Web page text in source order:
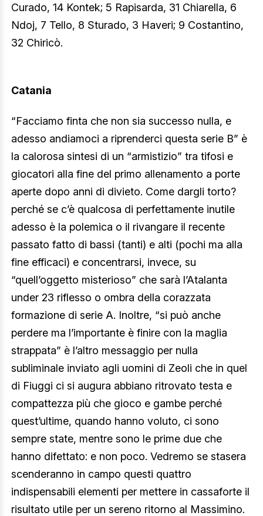
Curado, 14 Kontek; 5 Rapisarda, 31 Chiarella, 6
Ndoj, 7 Tello, 8 Sturado, 3 Haveri; 9 Costantino,
32 Chiricò.
Catania
“Facciamo finta che non sia successo nulla, e
adesso andiamoci a riprenderci questa serie B” è
la calorosa sintesi di un “armistizio” tra tifosi e
giocatori alla fine del primo allenamento a porte
aperte dopo anni di divieto. Come dargli torto?
perché se c’è qualcosa di perfettamente inutile
adesso è la polemica o il rivangare il recente
passato fatto di bassi (tanti) e alti (pochi ma alla
fine efficaci) e concentrarsi, invece, su
“quell’oggetto misterioso” che sarà l’Atalanta
under 23 riflesso o ombra della corazzata
formazione di serie A. Inoltre, “si può anche
perdere ma l’importante è finire con la maglia
strappata” è l’altro messaggio per nulla
subliminale inviato agli uomini di Zeoli che in quel
di Fiuggi ci si augura abbiano ritrovato testa e
compattezza più che gioco e gambe perché
quest’ultime, quando hanno voluto, ci sono
sempre state, mentre sono le prime due che
hanno difettato: e non poco. Vedremo se stasera
scenderanno in campo questi quattro
indispensabili elementi per mettere in cassaforte il
risultato utile per un sereno ritorno al Massimino.